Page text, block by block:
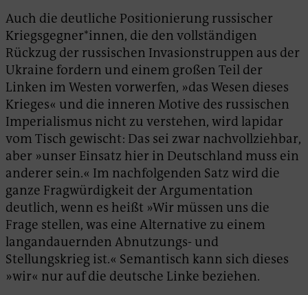
Auch die deutliche Positionierung russischer
Kriegsgegner*innen, die den vollständigen
Rückzug der russischen Invasionstruppen aus der
Ukraine fordern und einem großen Teil der
Linken im Westen vorwerfen, »das Wesen dieses
Krieges« und die inneren Motive des russischen
Imperialismus nicht zu verstehen, wird lapidar
vom Tisch gewischt: Das sei zwar nachvollziehbar,
aber »unser Einsatz hier in Deutschland muss ein
anderer sein.« Im nachfolgenden Satz wird die
ganze Fragwürdigkeit der Argumentation
deutlich, wenn es heißt »Wir müssen uns die
Frage stellen, was eine Alternative zu einem
langandauernden Abnutzungs- und
Stellungskrieg ist.« Semantisch kann sich dieses
»wir« nur auf die deutsche Linke beziehen.